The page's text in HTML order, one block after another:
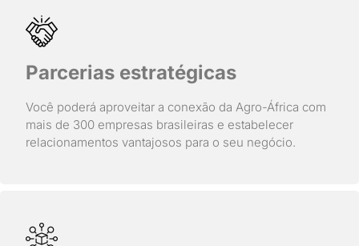
Parcerias estratégicas
Você poderá aproveitar a conexão da Agro-África com
mais de 300 empresas brasileiras e estabelecer
relacionamentos vantajosos para o seu negócio.